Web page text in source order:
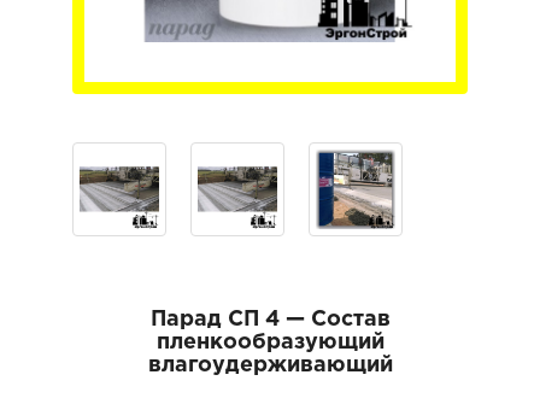
Парад СП 4 — Состав
пленкообразующий
влагоудерживающий